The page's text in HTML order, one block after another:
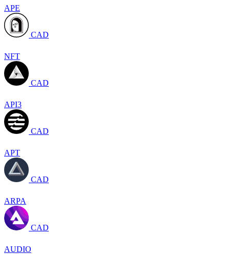
APE
CAD
NFT
CAD
API3
CAD
APT
CAD
ARPA
CAD
AUDIO